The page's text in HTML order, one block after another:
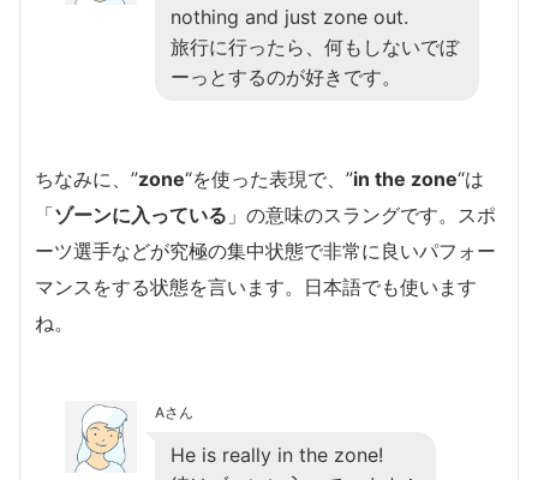
nothing and just zone out.
旅行に行ったら、何もしないでぼ
ーっとするのが好きです。
ちなみに、”zone“を使った表現で、”in the zone“は
「ゾーンに入っている 」の意味のスラングです。スポ
ーツ選手などが究極の集中状態で非常に良いパフォー
マンスをする状態を言います。日本語でも使います
ね。
Aさん
He is really in the zone!